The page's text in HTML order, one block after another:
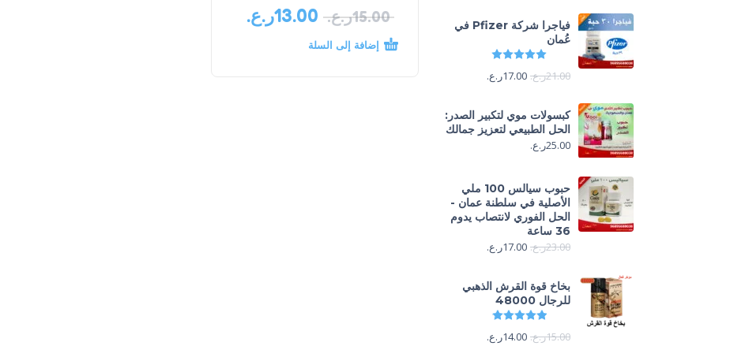
فياجرا شركة Pfizer في
عُمان
21.00ر.ع. 17.00ر.ع.
كبسولات موي لتكبير الصدر:
الحل الطبيعي لتعزيز جمالك
25.00ر.ع.
حبوب سيالس 100 ملي
الأصلية في سلطنة عمان -
الحل الفوري لانتصاب يدوم
36 ساعة
23.00ر.ع. 17.00ر.ع.
بخاخ قوة القرش الذهبي
للرجال 48000
تم التقييم
15.00ر.ع. 14.00ر.ع.
15.00ر.ع. 13.00ر.ع.
إضافة إلى السلة